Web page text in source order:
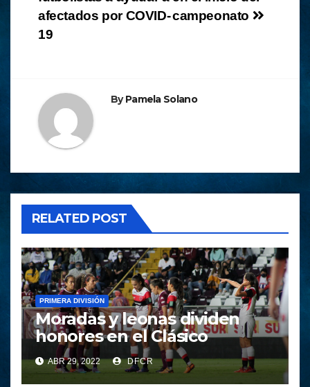
entradas
campeonato
afectados por COVID-
19
ByPamela Solano
RELATED POST
PRIMERA DIVISIÓN
Moradas y leonas dividen
honores en el Clásico
ABR 29, 2022 DFCR